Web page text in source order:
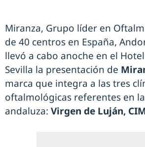
Miranza, Grupo líder en
de 40 centros en España,
llevó a cabo anoche en el
Sevilla la presentación de
marca que integra a las tres
oftalmológicas referentes en
andaluza: Virgen de Luján,